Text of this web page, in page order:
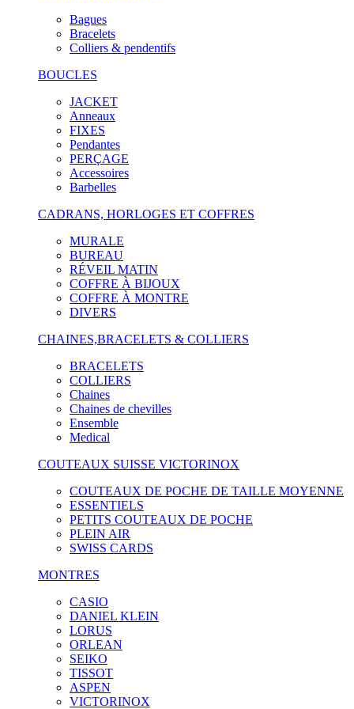
Bagues
Bracelets
Colliers & pendentifs
BOUCLES
JACKET
Anneaux
FIXES
Pendantes
PERÇAGE
Accessoires
Barbelles
CADRANS, HORLOGES ET COFFRES
MURALE
BUREAU
RÉVEIL MATIN
COFFRE À BIJOUX
COFFRE À MONTRE
DIVERS
CHAINES,BRACELETS & COLLIERS
BRACELETS
COLLIERS
Chaines
Chaines de chevilles
Ensemble
Medical
COUTEAUX SUISSE VICTORINOX
COUTEAUX DE POCHE DE TAILLE MOYENNE
ESSENTIELS
PETITS COUTEAUX DE POCHE
PLEIN AIR
SWISS CARDS
MONTRES
CASIO
DANIEL KLEIN
LORUS
ORLEAN
SEIKO
TISSOT
ASPEN
VICTORINOX